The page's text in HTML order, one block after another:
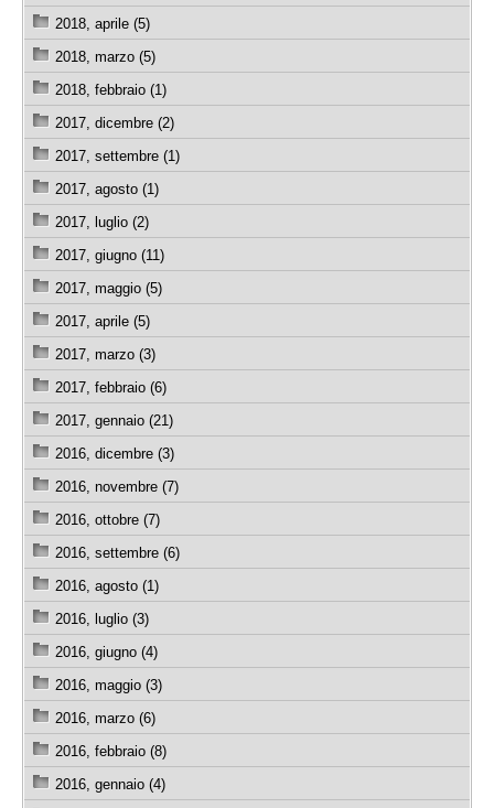
2018, aprile (5)
2018, marzo (5)
2018, febbraio (1)
2017, dicembre (2)
2017, settembre (1)
2017, agosto (1)
2017, luglio (2)
2017, giugno (11)
2017, maggio (5)
2017, aprile (5)
2017, marzo (3)
2017, febbraio (6)
2017, gennaio (21)
2016, dicembre (3)
2016, novembre (7)
2016, ottobre (7)
2016, settembre (6)
2016, agosto (1)
2016, luglio (3)
2016, giugno (4)
2016, maggio (3)
2016, marzo (6)
2016, febbraio (8)
2016, gennaio (4)